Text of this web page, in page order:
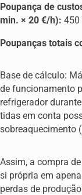
Poupança de
min. × 20 €/h): 450
Poupanças totais
Base de cálculo:
de funcionamento
refrigerador
tidas em conta
sobreaquecimento
Assim, a compra
si própria em
perdas de